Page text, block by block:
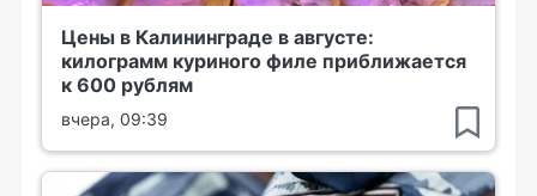
Цены в Калининграде в августе:
килограмм куриного филе приближается
к 600 рублям
вчера, 09:39